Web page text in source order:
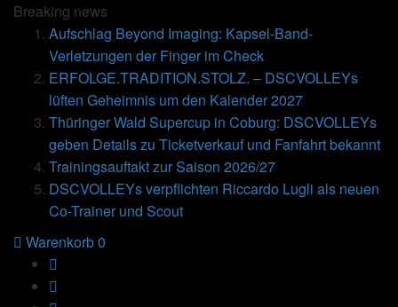
Breaking news
Aufschlag Beyond Imaging: Kapsel-Band-
Verletzungen der Finger im Check
ERFOLGE.TRADITION.STOLZ. – DSCVOLLEYs
lüften Geheimnis um den Kalender 2027
Thüringer Wald Supercup in Coburg: DSCVOLLEYs
geben Details zu Ticketverkauf und Fanfahrt bekannt
Trainingsauftakt zur Saison 2026/27
DSCVOLLEYs verpflichten Riccardo Lugli als neuen
Co-Trainer und Scout
Warenkorb0